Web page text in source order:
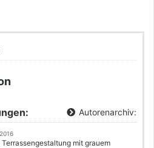
Autorenarchiv:
Terrassengestaltung mit grauem